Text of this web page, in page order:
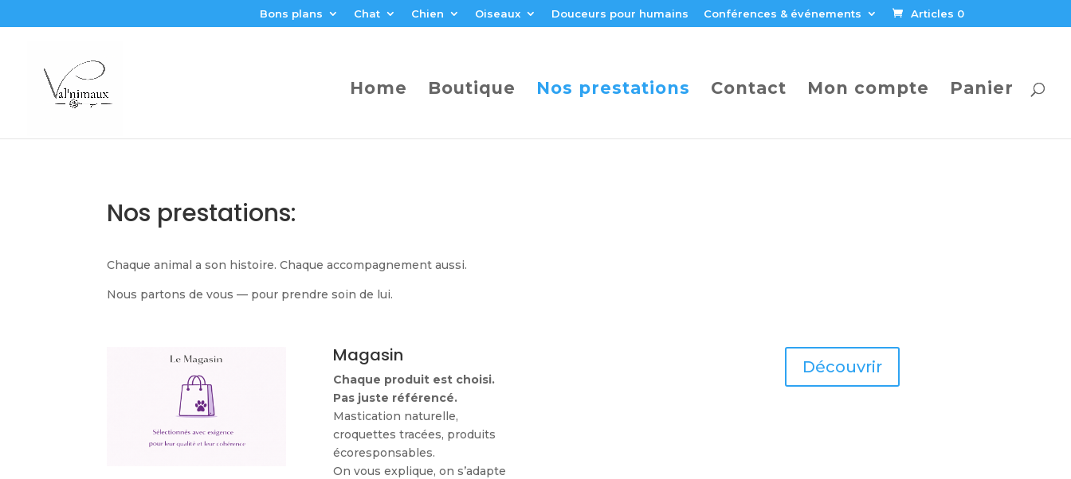
Bons plans Chat Chien Oiseaux Douceurs pour humains Conférences & événements Articles 0
Home Boutique Nos prestations Contact Mon compte Panier
Nos prestations:
Chaque animal a son histoire. Chaque accompagnement aussi.
Nous partons de vous — pour prendre soin de lui.
Magasin
Chaque produit est choisi.
Pas juste référencé.
Mastication naturelle,
croquettes tracées, produits
écoresponsables.
On vous explique, on s’adapte
Découvrir